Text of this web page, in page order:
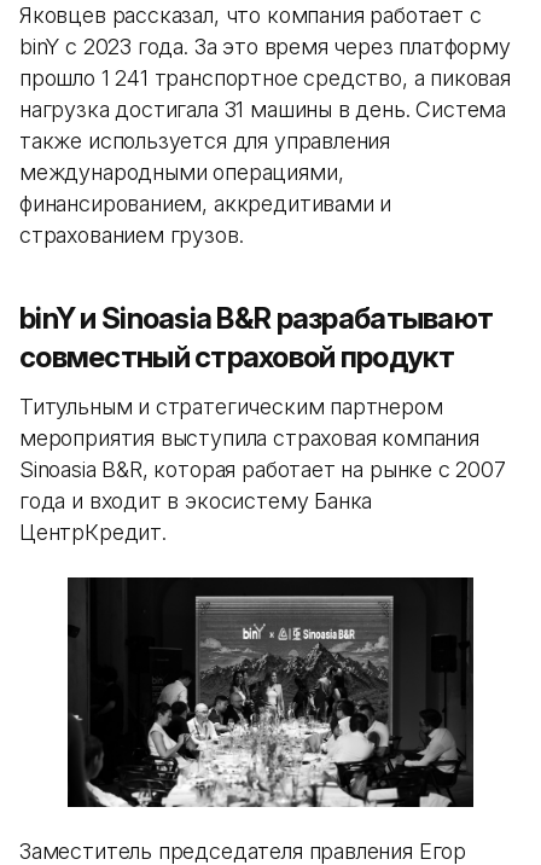
Яковцев рассказал, что компания работает с
binY с 2023 года. За это время через платформу
прошло 1 241 транспортное средство, а пиковая
нагрузка достигала 31 машины в день. Система
также используется для управления
международными операциями,
финансированием, аккредитивами и
страхованием грузов.
binY и Sinoasia B&R разрабатывают
совместный страховой продукт
Титульным и стратегическим партнером
мероприятия выступила страховая компания
Sinoasia B&R, которая работает на рынке с 2007
года и входит в экосистему Банка
ЦентрКредит.
Заместитель председателя правления Егор